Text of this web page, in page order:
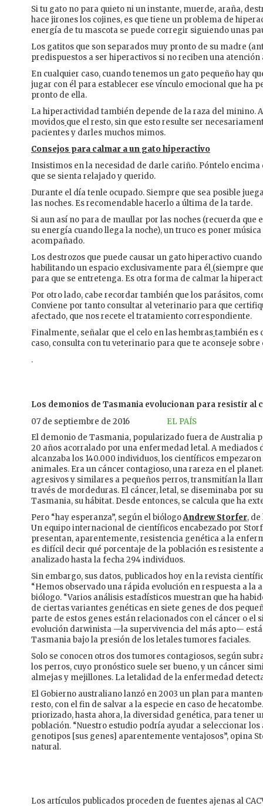
Si tu gato no para quieto ni un instante, muerde, araña,
hace jirones los cojines, es que tiene un problema de
energía de tu mascota se puede corregir siguiendo unas
Los gatitos que son separados muy pronto de su madre
predispuestos a ser hiperactivos si no reciben una
En cualquier caso, cuando tenemos un gato pequeño hay
jugar con él para establecer ese vínculo emocional que ha
pronto de ella.
La hiperactividad también depende de la raza del minino.
movidos que el resto, sin que esto resulte ser
pacientes y darles muchos mimos.
Consejos para calmar a un gato hiperactivo
Insistimos en la necesidad de darle cariño. Póntelo
que se sienta relajado y querido.
Durante el día tenle ocupado. Siempre que sea posible
las noches. Es recomendable hacerlo a última de la tarde.
Si aun así no para de maullar por las noches (recuerda
su energía cuando llega la noche), un truco es poner
acompañado.
Los destrozos que puede causar un gato hiperactivo
habilitando un espacio exclusivamente para él (siempre
para que se entretenga. Es otra forma de calmar la
Por otro lado, cabe recordar también que los parásitos,
Conviene por tanto consultar al veterinario para que
afectado, que nos recete el tratamiento correspondiente.
Finalmente, señalar que el celo en las hembrastambién es
caso, consulta con tu veterinario para que te aconseje
.
Los demonios de Tasmania evolucionan para resistir al
07 de septiembre de 2016
EL PAÍS
El demonio de Tasmania, popularizado fuera de Australia
20 años acorralado por una enfermedad letal. A mediados
alcanzaba los 140.000 individuos, los científicos
animales. Era un cáncer contagioso, una rareza en el
agresivos y similares a pequeños perros, transmitían la
través de mordeduras. El cáncer, letal, se diseminaba por
Tasmania, su hábitat. Desde entonces, se calcula que ha
Pero “hay esperanza”, según el biólogoAndrew Storfer,
Un equipo internacional de científicos encabezado por
presentan, aparentemente, resistencia genética a la
es difícil decir qué porcentaje de la población es resistente
analizado hasta la fecha 294 individuos.
Sin embargo, sus datos, publicados hoy en la revista
“Hemos observado una rápida evolución en respuesta a la
biólogo. “Varios análisis estadísticos muestran que ha
de ciertas variantes genéticas en siete genes de dos
parte de estos genes están relacionados con el cáncer o
evolución darwinista —la supervivencia del más apto—
Tasmania bajo la presión de los letales tumores faciales.
Solo se conocen otros dos tumores contagiosos, según
los perros, cuyo pronóstico suele ser bueno, y un cáncer
almejas y mejillones. La letalidad de la enfermedad
El Gobierno australiano lanzó en 2003 un plan para
resto, con el fin de salvar a la especie en caso de
priorizado, hasta ahora, la diversidad genética, para tener
población. “Nuestro estudio podría ayudar a seleccionar
genotipos [sus genes] aparentemente ventajosos”, opina
natural.
Los artículos publicados proceden de fuentes ajenas al